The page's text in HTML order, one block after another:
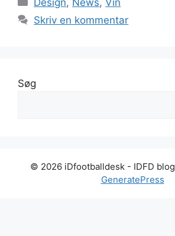
Skriv en kommentar
Søg
© 2026 iDfootballdesk - IDFD blog
GeneratePress